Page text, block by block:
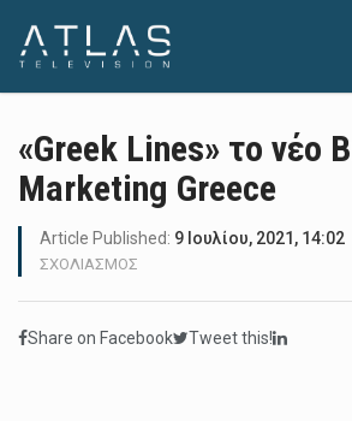
«Greek Lines» το νέο
Marketing Greece
Article Published: 9 Ιουλίου, 2021, 14:02
ΣΧΟΛΙΑΣΜΌΣ
ΤΟ
Share on Facebook Tweet this!